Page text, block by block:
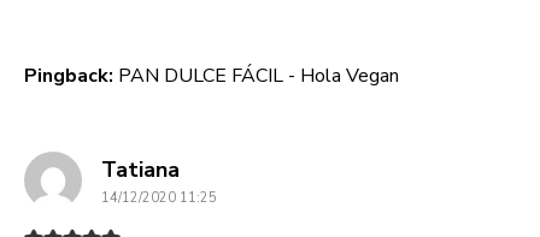
Pingback: PAN DULCE FÁCIL - Hola Vegan
Tatiana
14/12/2020 11:25